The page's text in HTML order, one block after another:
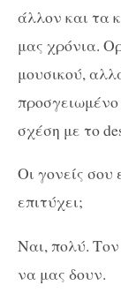
άλλον και τα
μας χρόνια.
μουσικού,
σχέση με το
Οι γονείς σου
επιτύχει;
Ναι, πολύ.
να μας δουν.